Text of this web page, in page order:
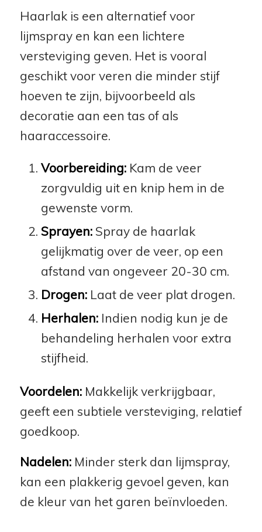
Haarlak is een alternatief voor
lijmspray en kan een lichtere
versteviging geven. Het is vooral
geschikt voor veren die minder stijf
hoeven te zijn, bijvoorbeeld als
decoratie aan een tas of als
haaraccessoire.
Voorbereiding:Kam de veer
zorgvuldig uit en knip hem in de
gewenste vorm.
Sprayen:Spray de haarlak
gelijkmatig over de veer, op een
afstand van ongeveer 20-30 cm.
Drogen:Laat de veer plat drogen.
Herhalen:Indien nodig kun je de
behandeling herhalen voor extra
stijfheid.
Voordelen:Makkelijk verkrijgbaar,
geeft een subtiele versteviging, relatief
goedkoop.
Nadelen:Minder sterk dan lijmspray,
kan een plakkerig gevoel geven, kan
de kleur van het garen beïnvloeden.